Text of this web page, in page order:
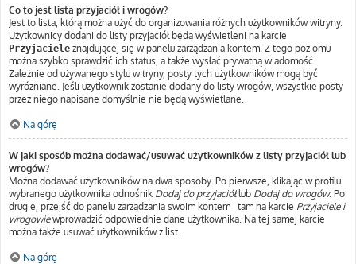
Co to jest lista przyjaciół i wrogów?
Jest to lista, którą można użyć do organizowania różnych użytkowników witryny.
Użytkownicy dodani do listy przyjaciół będą wyświetleni na karcie
Przyjaciele znajdującej się w panelu zarządzania kontem. Z tego poziomu
można szybko sprawdzić ich status, a także wysłać prywatną wiadomość.
Zależnie od używanego stylu witryny, posty tych użytkowników mogą być
wyróżniane. Jeśli użytkownik zostanie dodany do listy wrogów, wszystkie posty
przez niego napisane domyślnie nie będą wyświetlane.
Na górę
W jaki sposób można dodawać/usuwać użytkowników z listy przyjaciół lub
wrogów?
Można dodawać użytkowników na dwa sposoby. Po pierwsze, klikając w profilu
wybranego użytkownika odnośnik Dodaj do przyjaciółlub Dodaj do wrogów. Po
drugie, przejść do panelu zarządzania swoim kontem i tam na karcie Przyjaciele i
wrogowiewprowadzić odpowiednie dane użytkownika. Na tej samej karcie
można także usuwać użytkowników z list.
Na górę